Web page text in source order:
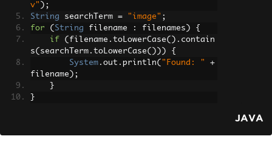
v" );
String searchTerm = "image" ;
for
( String filename : filenames )
{
if
( filename . toLowerCase(). contain
s( searchTerm . toLowerCase()))
{
System . out . println( "Found: "
+
filename );
}
}
JAVA